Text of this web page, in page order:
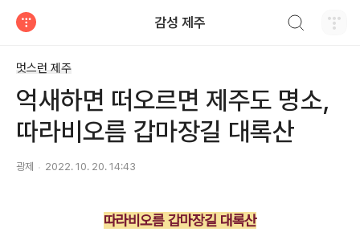
감성 제주
멋스런 제주
억새하면 떠오르면 제주도 명소,
따라비오름 갑마장길 대록산
광제 2022. 10. 20. 14:43
따라비오름 갑마장길 대록산